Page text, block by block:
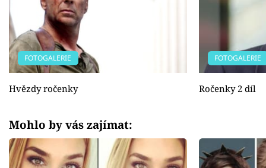
FOTOGALERIE
Hvězdy ročenky
FOTOGALERIE
Ročenky 2 díl
Mohlo by vás zajímat: